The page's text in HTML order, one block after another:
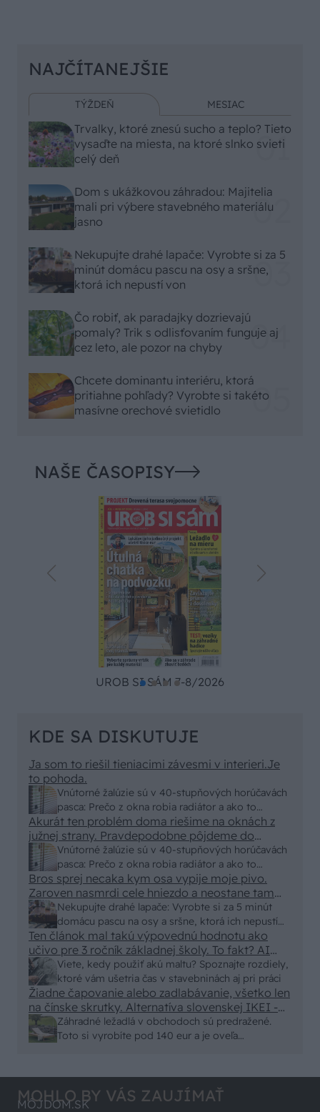
NAJČÍTANEJŠIE
TÝŽDEŇ MESIAC
Trvalky, ktoré znesú sucho a teplo? Tieto
vysaďte na miesta, na ktoré slnko svieti
celý deň
Dom s ukážkovou záhradou: Majitelia
mali pri výbere stavebného materiálu
jasno
Nekupujte drahé lapače: Vyrobte si za 5
minút domácu pascu na osy a sršne,
ktorá ich nepustí von
Čo robiť, ak paradajky dozrievajú
pomaly? Trik s odlisťovaním funguje aj
cez leto, ale pozor na chyby
Chcete dominantu interiéru, ktorá
pritiahne pohľady? Vyrobte si takéto
masívne orechové svietidlo
NAŠE ČASOPISY
UROB SI SÁM 7-8/2026
KDE SA DISKUTUJE
Vnútorné žalúzie sú v 40-stupňových horúčavách
pasca: Prečo z okna robia radiátor a ako to
vyriešiť za pár eur?
Ja som to riešil tieniacimi závesmi v interieri.Je
to pohoda.
Vnútorné žalúzie sú v 40-stupňových horúčavách
pasca: Prečo z okna robia radiátor a ako to
vyriešiť za pár eur?
Akurát ten problém doma riešime na oknách z
južnej strany. Pravdepodobne pôjdeme do
vonkajšieho tienenia na spôsob markízy
250x150cm. Čínsky predajcovia idú okolo 100
eur kus.
Nekupujte drahé lapače: Vyrobte si za 5 minút
domácu pascu na osy a sršne, ktorá ich nepustí
von
Bros sprej necaka kym osa vypije moje pivo.
Zaroven nasmrdi cele hniezdo a neostane tam
nic zive. Vasa pasca naucinke moc efektivne.
Skor pritiahne slimaky
Viete, kedy použiť akú maltu? Spoznajte rozdiely,
ktoré vám ušetria čas v stavebninách aj pri práci
Ten článok mal takú výpovednú hodnotu ako
učivo pre 3 ročník základnej školy. To fakt? AI
alebo nejaka kniha z VŠ? Dnešné rychlotvrdnuce
malty - pevnosť 40 Mpa a doba schnutia tak 15
minut , k tomu vodotesné s kryštálikou. A rozdiel
- schnutie a zretie. Nič?
Záhradné ležadlá v obchodoch sú predražené.
Toto si vyrobíte pod 140 eur a je oveľa
Žiadne čapovanie alebo zadlabávanie, všetko len
na čínske skrutky. Alternatíva slovenskej IKEI -
čo sa týka pevnosti. Autor si nedal veľa námahy s
remeselným spracovaním, škoda. No lepšie než
MOHLO BY VÁS ZAUJÍMAŤ
MÔJDOM.SK